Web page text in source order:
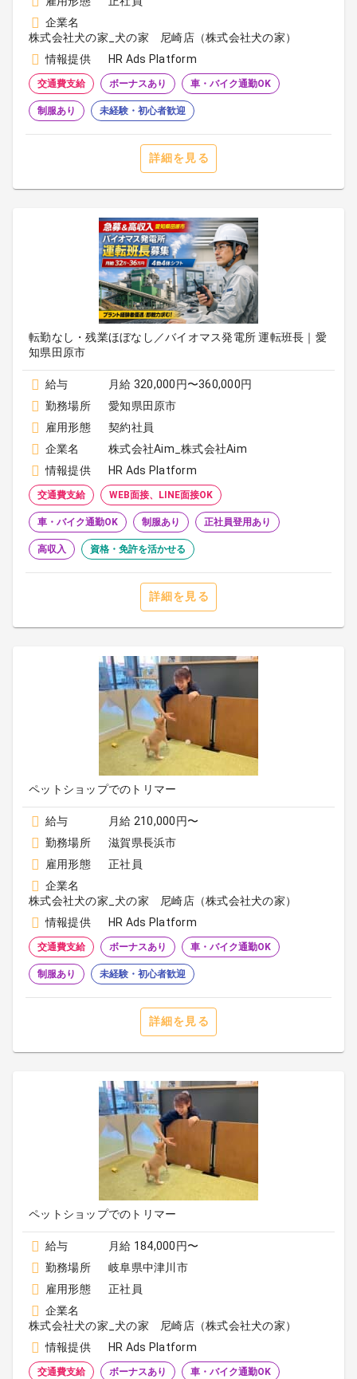
企業名
株式会社犬の家_犬の家 尼崎店（株式会社犬の家）
情報提供
HR Ads Platform
交通費支給 ボーナスあり 車・バイク通勤OK
制服あり 未経験・初心者歓迎
詳細を見る
転勤なし・残業ほぼなし／バイオマス発電所 運転班長｜愛
知県田原市
給与
月給 320,000円〜360,000円
勤務場所
愛知県田原市
雇用形態
契約社員
企業名
株式会社Aim_株式会社Aim
情報提供
HR Ads Platform
交通費支給 WEB面接、LINE面接OK
車・バイク通勤OK 制服あり 正社員登用あり
高収入 資格・免許を活かせる
詳細を見る
ペットショップでのトリマー
給与
月給 210,000円〜
勤務場所
滋賀県長浜市
雇用形態
正社員
企業名
株式会社犬の家_犬の家 尼崎店（株式会社犬の家）
情報提供
HR Ads Platform
交通費支給 ボーナスあり 車・バイク通勤OK
制服あり 未経験・初心者歓迎
詳細を見る
ペットショップでのトリマー
給与
月給 184,000円〜
勤務場所
岐阜県中津川市
雇用形態
正社員
企業名
株式会社犬の家_犬の家 尼崎店（株式会社犬の家）
情報提供
HR Ads Platform
交通費支給 ボーナスあり 車・バイク通勤OK